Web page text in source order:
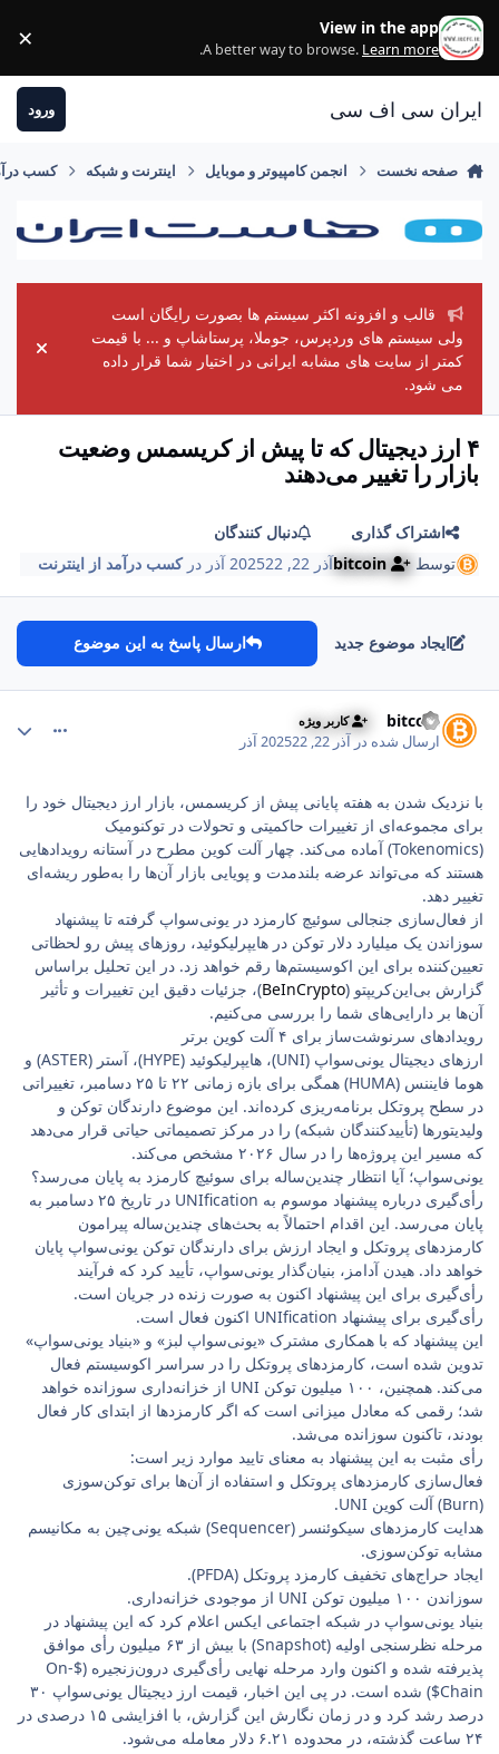
رفتن به مطلب
View in the app
A better way to browse. Learn more
.
×
ایران سی اف سی ورود
صفحه نخست انجمن کامپیوتر و موبایل اینترنت و شبکه کسب
قالب و افزونه اکثر سیستم ها بصورت رایگان است
ولی سیستم های وردپرس، جوملا، پرستاشاپ و ... با قیمت
کمتر از سایت های مشابه ایرانی در اختیار شما قرار داده
می شود.
۴ ارز دیجیتال که تا پیش از کریسمس وضعیت
بازار را تغییر می‌دهند
اشتراک گذاری
دنبال کنندگان
توسط
bitcoin آذر 22, 2025 22 آذر درکسب درآمد از اینترنت
ایجاد موضوع جدید ارسال پاسخ به این موضوع
bitcoin کاربر ویژه
ارسال شده در آذر 22, 2025 22 آذر
با نزدیک شدن به هفته پایانی پیش از کریسمس، بازار ارز دیجیتال خود را
برای مجموعه‌ای از تغییرات حاکمیتی و تحولات در توکنومیک
(Tokenomics) آماده می‌کند. چهار آلت کوین مطرح در آستانه رویدادهایی
هستند که می‌تواند عرضه بلندمدت و پویایی بازار آن‌ها را به‌طور ریشه‌ای
تغییر دهد.
از فعال‌سازی جنجالی سوئیچ کارمزد در یونی‌سواپ گرفته تا پیشنهاد
سوزاندن یک میلیارد دلار توکن در هایپرلیکوئید، روزهای پیش رو لحظاتی
تعیین‌کننده برای این اکوسیستم‌ها رقم خواهد زد. در این تحلیل براساس
گزارش بی‌این‌کریپتو (BeInCrypto)، جزئیات دقیق این تغییرات و تأثیر
آن‌ها بر دارایی‌های شما را بررسی می‌کنیم.
رویدادهای سرنوشت‌ساز برای ۴ آلت کوین برتر
ارزهای دیجیتال یونی‌سواپ (UNI)، هایپرلیکوئید (HYPE)، آستر (ASTER) و
هوما فایننس (HUMA) همگی برای بازه زمانی ۲۲ تا ۲۵ دسامبر، تغییراتی
در سطح پروتکل برنامه‌ریزی کرده‌اند. این موضوع دارندگان توکن و
ولیدیتورها (تأییدکنندگان شبکه) را در مرکز تصمیماتی حیاتی قرار می‌دهد
که مسیر این پروژه‌ها را در سال ۲۰۲۶ مشخص می‌کند.
یونی‌سواپ؛ آیا انتظار چندین‌ساله برای سوئیچ کارمزد به پایان می‌رسد؟
رأی‌گیری درباره پیشنهاد موسوم به UNIfication در تاریخ ۲۵ دسامبر به
پایان می‌رسد. این اقدام احتمالاً به بحث‌های چندین‌ساله پیرامون
کارمزدهای پروتکل و ایجاد ارزش برای دارندگان توکن یونی‌سواپ پایان
خواهد داد. هیدن آدامز، بنیان‌گذار یونی‌سواپ، تأیید کرد که فرآیند
رأی‌گیری برای این پیشنهاد اکنون به صورت زنده در جریان است.
رأی‌گیری برای پیشنهاد UNIfication اکنون فعال است.
این پیشنهاد که با همکاری مشترک «یونی‌سواپ لبز» و «بنیاد یونی‌سواپ»
تدوین شده است، کارمزدهای پروتکل را در سراسر اکوسیستم فعال
می‌کند. همچنین، ۱۰۰ میلیون توکن UNI از خزانه‌داری سوزانده خواهد
شد؛ رقمی که معادل میزانی است که اگر کارمزدها از ابتدای کار فعال
بودند، تاکنون سوزانده می‌شد.
رأی مثبت به این پیشنهاد به معنای تایید موارد زیر است:
فعال‌سازی کارمزدهای پروتکل و استفاده از آن‌ها برای توکن‌سوزی
(Burn) آلت کوین UNI.
هدایت کارمزدهای سیکوئنسر (Sequencer) شبکه یونی‌چین به مکانیسم
مشابه توکن‌سوزی.
ایجاد حراج‌های تخفیف کارمزد پروتکل (PFDA).
سوزاندن ۱۰۰ میلیون توکن UNI از موجودی خزانه‌داری.
بنیاد یونی‌سواپ در شبکه اجتماعی ایکس اعلام کرد که این پیشنهاد در
مرحله نظرسنجی اولیه (Snapshot) با بیش از ۶۳ میلیون رأی موافق
پذیرفته شده و اکنون وارد مرحله نهایی رأی‌گیری درون‌زنجیره ($On-
Chain$) شده است. در پی این اخبار، قیمت ارز دیجیتال یونی‌سواپ ۳۰
درصد رشد کرد و در زمان نگارش این گزارش، با افزایشی ۱۵ درصدی در
۲۴ ساعت گذشته، در محدوده ۶.۲۱ دلار معامله می‌شود.